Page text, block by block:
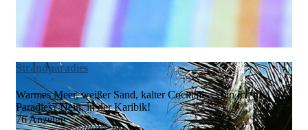
Strandparadies
Warmes Meer, weißer Sand, kalter Cocktail … bin ich im
Paradies? Nein, in der Karibik!
76 Anzeige